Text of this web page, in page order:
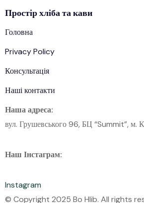
Простірхлібата кави
Головна
Privacy Policy
Консультація
Наші контакти
Наша адреса:
вул. Грушевського 96, БЦ “Summit”, м.
Наш Інстаграм:
Instagram
© Copyright 2025 Bo Hlib. All rights